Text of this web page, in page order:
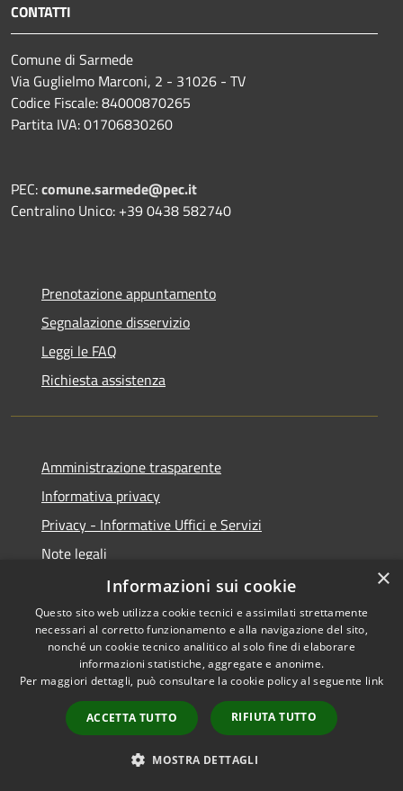
CONTATTI
Comune di Sarmede
Via Guglielmo Marconi, 2 - 31026 - TV
Codice Fiscale: 84000870265
Partita IVA: 01706830260
PEC:comune.sarmede@pec.it
Centralino Unico: +39 0438 582740
Prenotazione appuntamento
Segnalazione disservizio
Leggi le FAQ
Richiesta assistenza
Amministrazione trasparente
Informativa privacy
Privacy - Informative Uffici e Servizi
Note legali
Dichiarazione di accessibilità
RSS
Copyright © 2026 • Comune di
Municipium•
Accesso
redazione
×
Informazioni sui cookie
Questo sito web utilizza cookie tecnici e assimilati strettamente
necessari al corretto funzionamento e alla navigazione del sito,
nonché un cookie tecnico analitico al solo fine di elaborare
informazioni statistiche, aggregate e anonime.
Per maggiori dettagli, può consultare la cookie policy al seguente link
ACCETTA TUTTO RIFIUTA TUTTO
MOSTRA DETTAGLI